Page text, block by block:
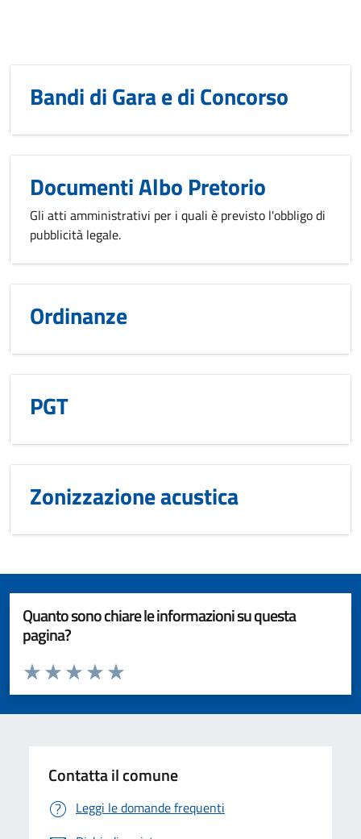
Bandi di Gara e di Concorso
Documenti Albo Pretorio
Gli atti amministrativi per i quali è previsto l'obbligo di
pubblicità legale.
Ordinanze
PGT
Zonizzazione acustica
Quanto sono chiare le informazioni su questa
pagina?
Valuta da 1 a 5 stelle la pagina
Valuta 5 stelle su 5
Valuta 4 stelle su 5
Valuta 3 stelle su 5
Valuta 2 stelle su 5
Valuta 1 stelle su 5
Contatta il comune
Leggi le domande frequenti